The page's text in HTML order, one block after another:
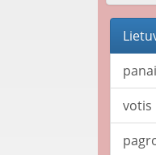
votis